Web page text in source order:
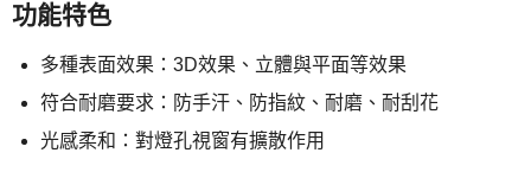
功能特色
多種表面效果：3D效果、立體與平面等效果
符合耐磨要求：防手汗、防指紋、耐磨、耐刮花
光感柔和：對燈孔視窗有擴散作用